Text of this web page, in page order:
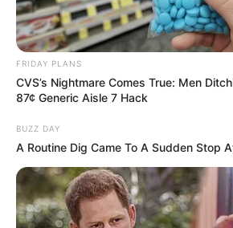
Presidente Kennedy
seletivo para Agentes
O que é que os
Modelo para os
Denúncia anônima leva
prefeito por
FRIDAY PLANS
CVS’s Nightmare Comes True: Men
87¢ Generic Aisle 7 Hack
BUZZ DAY
A Routine Dig Came To A Sudden Stop